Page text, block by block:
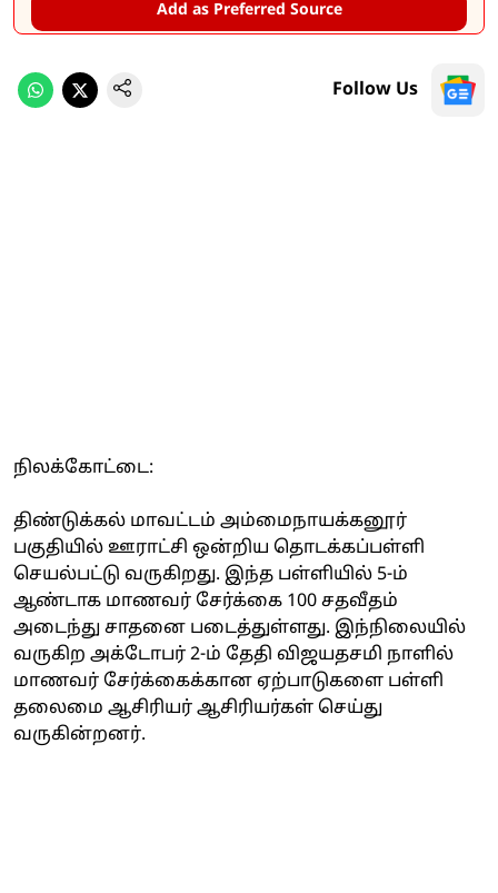
Add as Preferred Source
Follow Us
நிலக்கோட்டை:
திண்டுக்கல் மாவட்டம் அம்மைநாயக்கனூர்
பகுதியில் ஊராட்சி ஒன்றிய தொடக்கப்பள்ளி
செயல்பட்டு வருகிறது. இந்த பள்ளியில் 5-ம்
ஆண்டாக மாணவர் சேர்க்கை 100 சதவீதம்
அடைந்து சாதனை படைத்துள்ளது. இந்நிலையில்
வருகிற அக்டோபர் 2-ம் தேதி விஜயதசமி நாளில்
மாணவர் சேர்க்கைக்கான ஏற்பாடுகளை பள்ளி
தலைமை ஆசிரியர் ஆசிரியர்கள் செய்து
வருகின்றனர்.